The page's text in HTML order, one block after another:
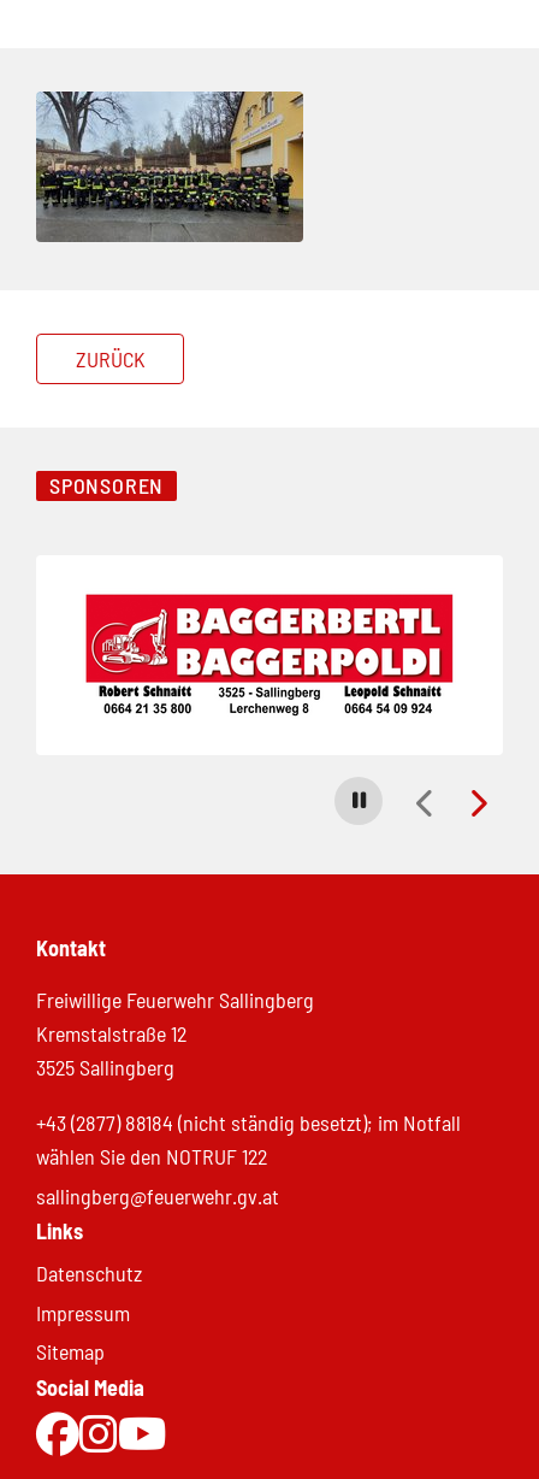
ZURÜCK
SPONSOREN
Carousel stoppen
Kontakt
Freiwillige Feuerwehr Sallingberg
Kremstalstraße 12
3525 Sallingberg
+43 (2877) 88184 (nicht ständig besetzt); im Notfall
wählen Sie den NOTRUF 122
sallingberg@feuerwehr.gv.at
Links
Datenschutz
Impressum
Sitemap
Social Media
Zur Facebookseite
Zu Instgram